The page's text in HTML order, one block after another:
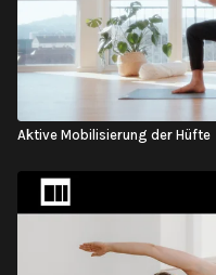
Aktive Mobilisierung der Hüfte